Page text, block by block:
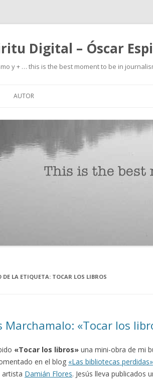
Digital – Óscar
y + … this is the best moment to be in
AUTOR
DE LA ETIQUETA: TOCAR LOS LIBROS
Marchamalo: «Tocar los
«Tocar los libros» una mini-obra de mi
en el blog «Las bibliotecas perdidas»
Damián Flores. Jesús lleva publicados